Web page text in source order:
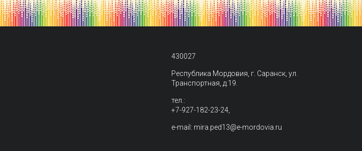
430027
Республика Мордовия, г. Саранск, ул.
Транспортная, д.19.
тел.:
+7-927-182-23-24,
e-mail: mira.ped13@e-mordovia.ru